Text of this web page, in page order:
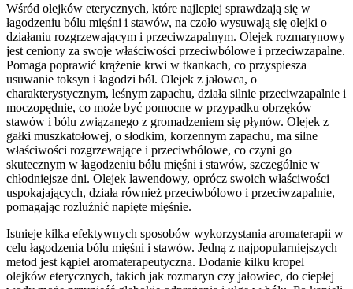
Wśród olejków eterycznych, które najlepiej sprawdzają się w
łagodzeniu bólu mięśni i stawów, na czoło wysuwają się olejki o
działaniu rozgrzewającym i przeciwzapalnym. Olejek rozmarynowy
jest ceniony za swoje właściwości przeciwbólowe i przeciwzapalne.
Pomaga poprawić krążenie krwi w tkankach, co przyspiesza
usuwanie toksyn i łagodzi ból. Olejek z jałowca, o
charakterystycznym, leśnym zapachu, działa silnie przeciwzapalnie i
moczopędnie, co może być pomocne w przypadku obrzęków
stawów i bólu związanego z gromadzeniem się płynów. Olejek z
gałki muszkatołowej, o słodkim, korzennym zapachu, ma silne
właściwości rozgrzewające i przeciwbólowe, co czyni go
skutecznym w łagodzeniu bólu mięśni i stawów, szczególnie w
chłodniejsze dni. Olejek lawendowy, oprócz swoich właściwości
uspokajających, działa również przeciwbólowo i przeciwzapalnie,
pomagając rozluźnić napięte mięśnie.
Istnieje kilka efektywnych sposobów wykorzystania aromaterapii w
celu łagodzenia bólu mięśni i stawów. Jedną z najpopularniejszych
metod jest kąpiel aromaterapeutyczna. Dodanie kilku kropel
olejków eterycznych, takich jak rozmaryn czy jałowiec, do ciepłej